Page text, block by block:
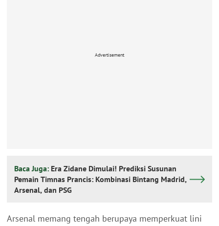
Advertisement
Baca Juga: Era Zidane Dimulai! Prediksi Susunan
Pemain Timnas Prancis: Kombinasi Bintang Madrid,
Arsenal, dan PSG
Arsenal memang tengah berupaya memperkuat lini